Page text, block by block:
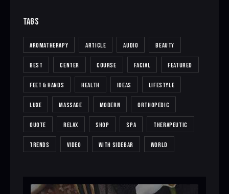
TAGS
AROMATHERAPY ARTICLE AUDIO BEAUTY
BEST CENTER COURSE FACIAL FEATURED
FEET & HANDS HEALTH IDEAS LIFESTYLE
LUXE MASSAGE MODERN ORTHOPEDIC
QUOTE RELAX SHOP SPA THERAPEUTIC
TRENDS VIDEO WITH SIDEBAR WORLD